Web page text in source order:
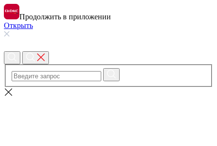
Продолжить в приложении
Открыть